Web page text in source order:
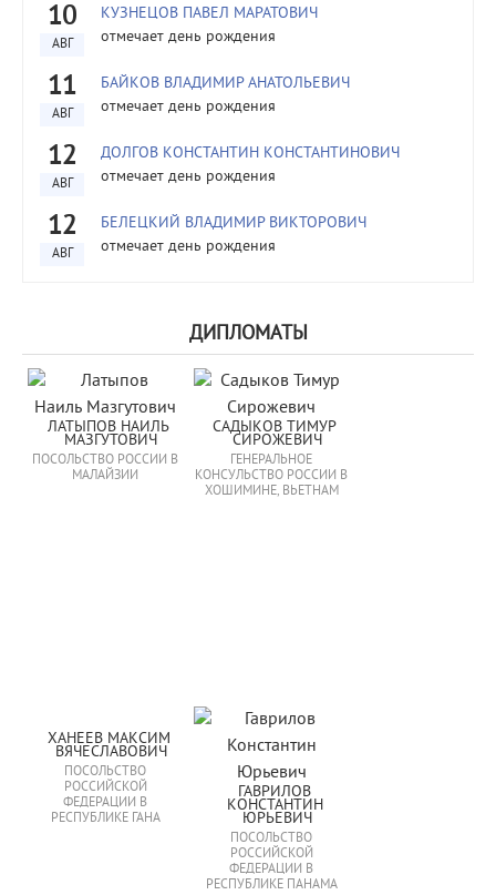
10
АВГ
КУЗНЕЦОВ ПАВЕЛ МАРАТОВИЧ
отмечает день рождения
11
АВГ
БАЙКОВ ВЛАДИМИР АНАТОЛЬЕВИЧ
отмечает день рождения
12
АВГ
ДОЛГОВ КОНСТАНТИН КОНСТАНТИНОВИЧ
отмечает день рождения
12
АВГ
БЕЛЕЦКИЙ ВЛАДИМИР ВИКТОРОВИЧ
отмечает день рождения
ДИПЛОМАТЫ
ЛАТЫПОВ НАИЛЬ
МАЗГУТОВИЧ
ПОСОЛЬСТВО РОССИИ В
МАЛАЙЗИИ
САДЫКОВ ТИМУР
СИРОЖЕВИЧ
ГЕНЕРАЛЬНОЕ
КОНСУЛЬСТВО РОССИИ В
ХОШИМИНЕ, ВЬЕТНАМ
ХАНЕЕВ МАКСИМ
ВЯЧЕСЛАВОВИЧ
ПОСОЛЬСТВО
РОССИЙСКОЙ
ФЕДЕРАЦИИ В
РЕСПУБЛИКЕ ГАНА
ГАВРИЛОВ
КОНСТАНТИН
ЮРЬЕВИЧ
ПОСОЛЬСТВО
РОССИЙСКОЙ
ФЕДЕРАЦИИ В
РЕСПУБЛИКЕ ПАНАМА